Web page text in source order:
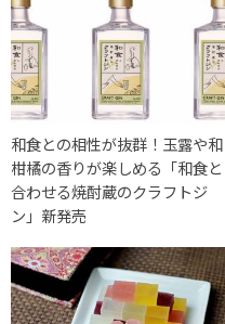
和食との相性が抜群！玉露や和
柑橘の香りが楽しめる「和食と
合わせる焼酎蔵のクラフトジ
ン」新発売